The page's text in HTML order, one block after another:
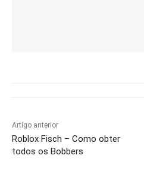
Artigo anterior
Roblox Fisch – Como obter
todos os Bobbers